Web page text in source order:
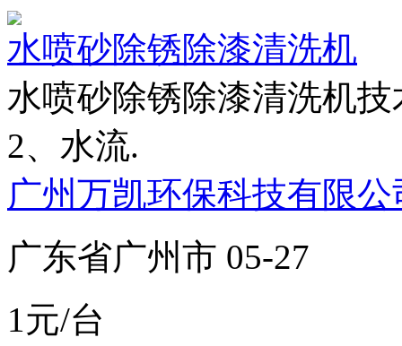
水喷砂除锈除漆清洗机
水喷砂除锈除漆清洗机
2、水流.
广州万凯环保科技有限公
广东省广州市 05-27
1元/台